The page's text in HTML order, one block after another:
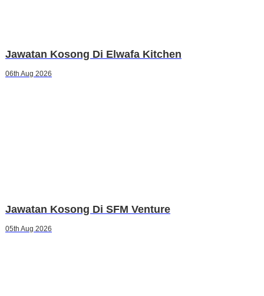
Jawatan Kosong Di Elwafa Kitchen
06th Aug 2026
Jawatan Kosong Di SFM Venture
05th Aug 2026